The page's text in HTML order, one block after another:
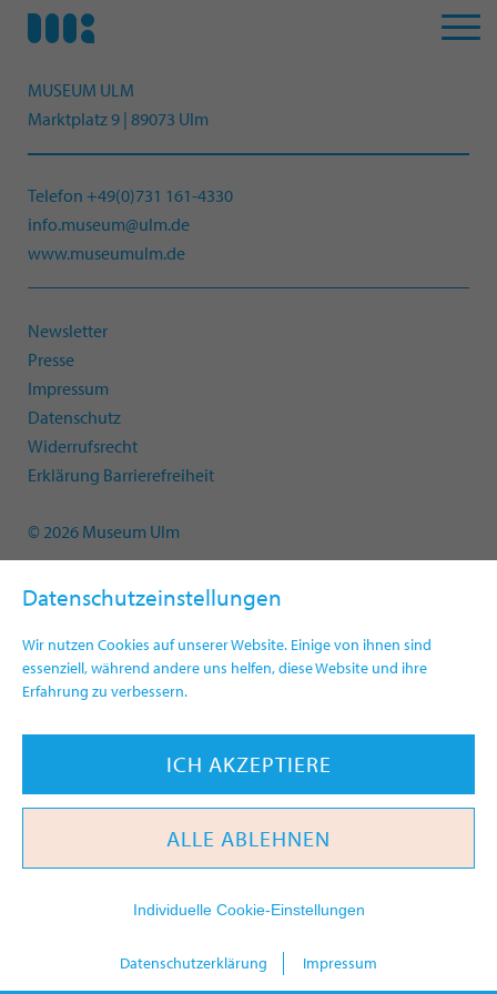
Datenschutzeinstellungen
Wir nutzen Cookies auf unserer Website. Einige von ihnen sind
essenziell, während andere uns helfen, diese Website und ihre
Erfahrung zu verbessern.
ICH AKZEPTIERE
ALLE ABLEHNEN
Individuelle Cookie-Einstellungen
Datenschutzerklärung Impressum
MUSEUM ULM
Marktplatz 9 | 89073 Ulm
Telefon +49(0)731 161-4330
info.museum@ulm.de
www.museumulm.de
Newsletter
Presse
Impressum
Datenschutz
Widerrufsrecht
Erklärung Barrierefreiheit
© 2026 Museum Ulm